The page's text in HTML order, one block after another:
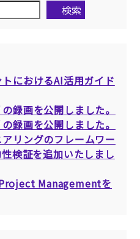
検索
におけるAI活用ガイド
録画を公開しました。
録画を公開しました。
リングのフレームワー
検証を追加いたしまし
Managementを